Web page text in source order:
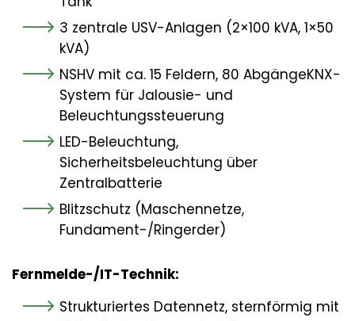
3 zentrale USV-Anlagen (2×100 kVA, 1×50
kVA)
NSHV mit ca. 15 Feldern, 80 AbgängeKNX-
System für Jalousie- und
Beleuchtungssteuerung
LED-Beleuchtung,
Sicherheitsbeleuchtung über
Zentralbatterie
Blitzschutz (Maschennetze,
Fundament-/Ringerder)
Fernmelde-/IT-Technik:
Strukturiertes Datennetz, sternförmig mit